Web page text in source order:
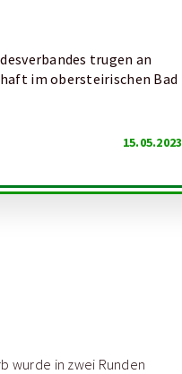
trugen an
im obersteirischen Bad
15.05.2023
wurde in zwei Runden